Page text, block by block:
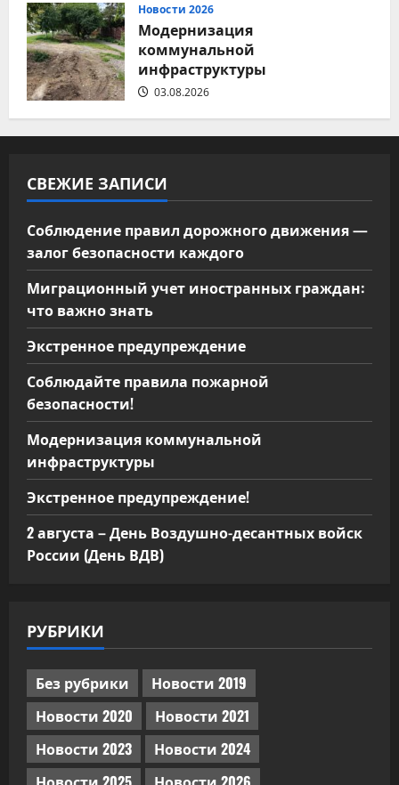
Новости 2026
Модернизация
коммунальной
инфраструктуры
03.08.2026
СВЕЖИЕ ЗАПИСИ
Соблюдение правил дорожного движения —
залог безопасности каждого
Миграционный учет иностранных граждан:
что важно знать
Экстренное предупреждение
Соблюдайте правила пожарной
безопасности!
Модернизация коммунальной
инфраструктуры
Экстренное предупреждение!
2 августа – День Воздушно-десантных войск
России (День ВДВ)
РУБРИКИ
Без рубрики
Новости 2019
Новости 2020
Новости 2021
Новости 2023
Новости 2024